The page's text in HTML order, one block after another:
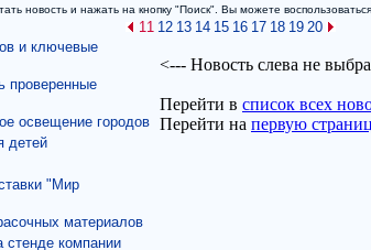
новость и нажать на кнопку "Поиск". Вы можете
11 12 13 14 15 16 17 18 19 20
и ключевые
проверенные
освещение городов
детей
"Мир
материалов
стенде компании